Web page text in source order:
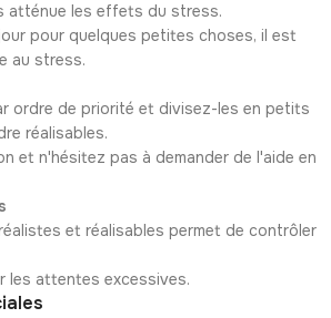
atténue les effets du stress.
pour quelques petites choses, il est
au stress.
ordre de priorité et divisez-les en petits
réalisables.
et n'hésitez pas à demander de l'aide en
et réalisables permet de contrôler
les attentes excessives.